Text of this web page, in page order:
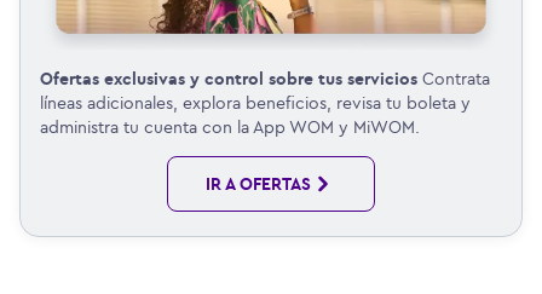
Ofertas exclusivas y control sobre tus servicios Contrata
líneas adicionales, explora beneficios, revisa tu boleta y
administra tu cuenta con la App WOM y MiWOM.
IR A OFERTAS